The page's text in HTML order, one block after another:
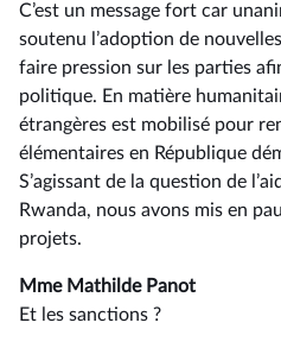
C’est un message fort car
soutenu l’adoption de
faire pression sur les parties
politique. En matière
étrangères est mobilisé pour
élémentaires en République
S’agissant de la question de
Rwanda, nous avons mis en
projets.
Mme Mathilde Panot
Et les sanctions ?